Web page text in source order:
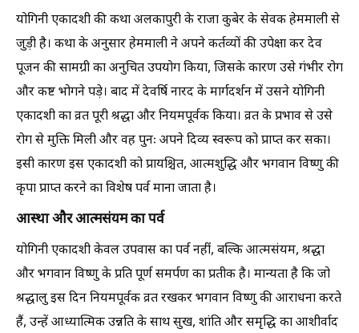
योगिनी एकादशी की कथा अलकापुरी के राजा कुबेर के सेवक हेममाली से
जुड़ी है। कथा के अनुसार हेममाली ने अपने कर्तव्यों की उपेक्षा कर देव
पूजन की सामग्री का अनुचित उपयोग किया, जिसके कारण उसे गंभीर रोग
और कष्ट भोगने पड़े। बाद में देवर्षि नारद के मार्गदर्शन में उसने योगिनी
एकादशी का व्रत पूरी श्रद्धा और नियमपूर्वक किया। व्रत के प्रभाव से उसे
रोग से मुक्ति मिली और वह पुनः अपने दिव्य स्वरूप को प्राप्त कर सका।
इसी कारण इस एकादशी को प्रायश्चित, आत्मशुद्धि और भगवान विष्णु की
कृपा प्राप्त करने का विशेष पर्व माना जाता है।
आस्था और आत्मसंयम का पर्व
योगिनी एकादशी केवल उपवास का पर्व नहीं, बल्कि आत्मसंयम, श्रद्धा
और भगवान विष्णु के प्रति पूर्ण समर्पण का प्रतीक है। मान्यता है कि जो
श्रद्धालु इस दिन नियमपूर्वक व्रत रखकर भगवान विष्णु की आराधना करते
हैं, उन्हें आध्यात्मिक उन्नति के साथ सुख, शांति और समृद्धि का आशीर्वाद